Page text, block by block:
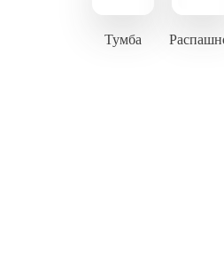
Тумба